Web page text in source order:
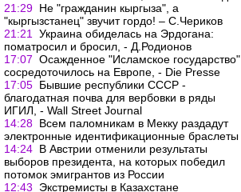
21:29 Не "гражданин кыргыза", а
"кыргызстанец" звучит гордо! – С.Чериков
21:21
Украина обиделась на Эрдогана:
поматросил и бросил, - Д.Родионов
17:07 Осажденное "Исламское государство"
сосредоточилось на Европе, - Die Presse
17:05 Бывшие республики СССР -
благодатная почва для вербовки в ряды
ИГИЛ, - Wall Street Journal
14:28 Всем паломникам в Мекку раздадут
электронные идентификационные браслеты
14:24 В Австрии отменили результаты
выборов президента, на которых победил
потомок эмигрантов из России
12:43
Экстремисты в Казахстане